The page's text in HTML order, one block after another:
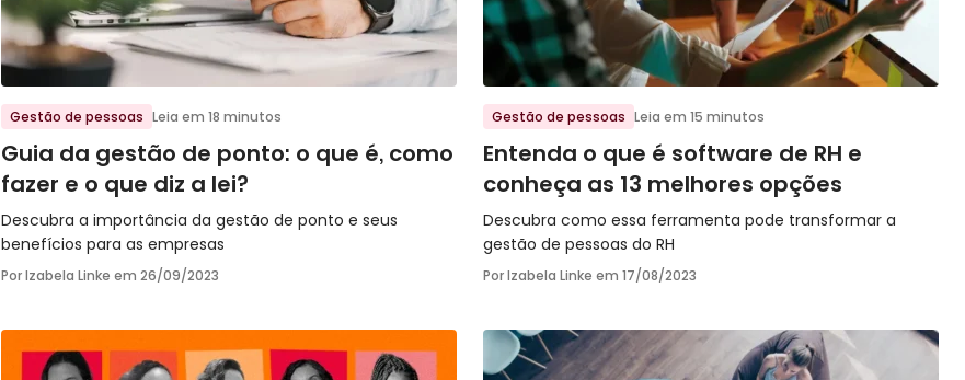
Ir para o post
Gestão de pessoas Leia em 18 minutos
Guia da gestão de ponto: o que é, como
fazer e o que diz a lei?
Descubra a importância da gestão de ponto e seus
benefícios para as empresas
Por Izabela Linke em 26/09/2023
Ir para o post
Gestão de pessoas Leia em 15 minutos
Entenda o que é software de RH e
conheça as 13 melhores opções
Descubra como essa ferramenta pode transformar a
gestão de pessoas do RH
Por Izabela Linke em 17/08/2023